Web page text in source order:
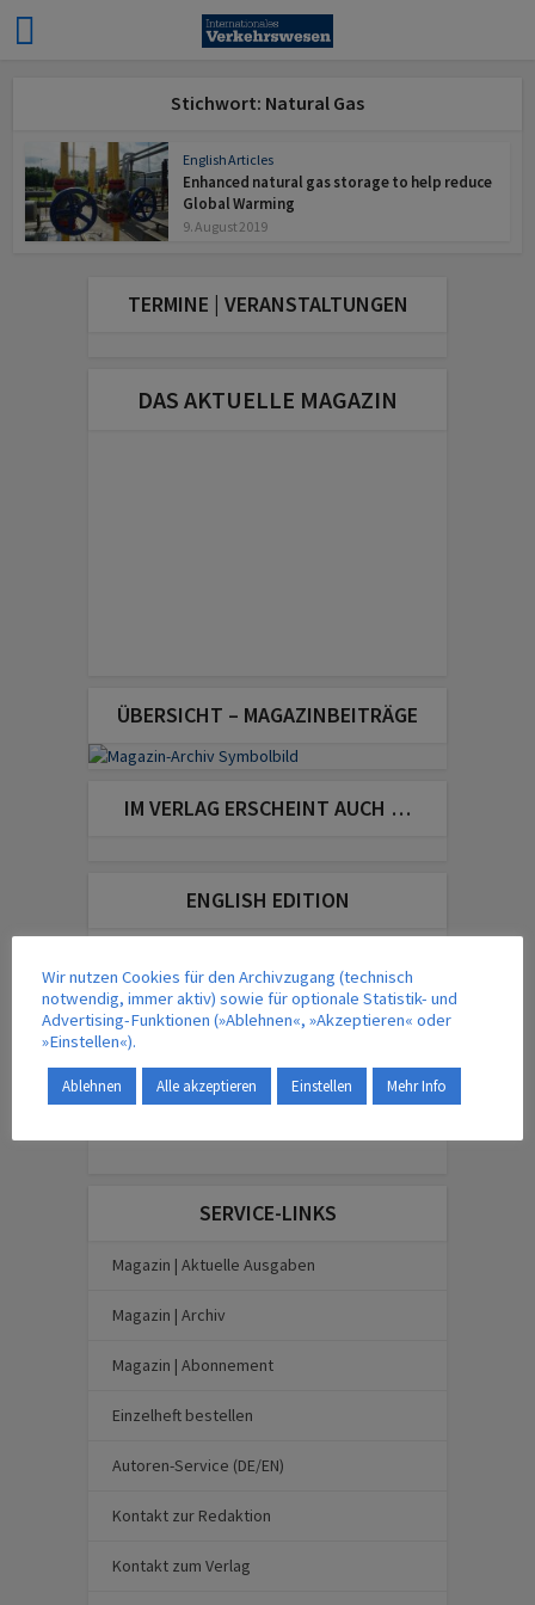
Stichwort: Natural Gas
English Articles
Enhanced natural gas storage to help reduce
Global Warming
9. August 2019
TERMINE | VERANSTALTUNGEN
DAS AKTUELLE MAGAZIN
ÜBERSICHT – MAGAZINBEITRÄGE
IM VERLAG ERSCHEINT AUCH …
ENGLISH EDITION
SERVICE-LINKS
Magazin | Aktuelle Ausgaben
Magazin | Archiv
Magazin | Abonnement
Einzelheft bestellen
Autoren-Service (DE/EN)
Kontakt zur Redaktion
Kontakt zum Verlag
Wir nutzen Cookies für den Archivzugang (technisch
notwendig, immer aktiv) sowie für optionale Statistik- und
Advertising-Funktionen (»Ablehnen«, »Akzeptieren« oder
»Einstellen«).
Ablehnen Alle akzeptieren Einstellen Mehr Info